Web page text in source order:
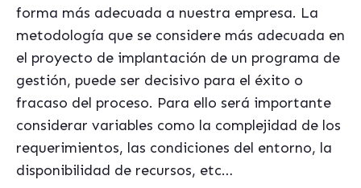
forma más adecuada a nuestra empresa. La
metodología que se considere más adecuada en
el proyecto de implantación de un programa de
gestión, puede ser decisivo para el éxito o
fracaso del proceso. Para ello será importante
considerar variables como la complejidad de los
requerimientos, las condiciones del entorno, la
disponibilidad de recursos, etc…